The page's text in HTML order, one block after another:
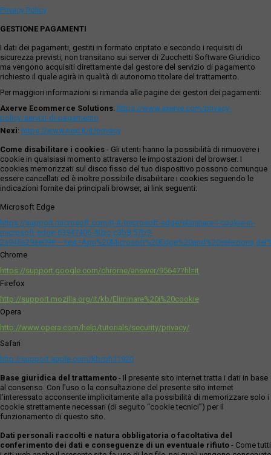
Privacy Policy
GESTIONE PAGAMENTI
I dati dei pagamenti, gestiti in formato criptato e secondo i requisiti di
sicurezza previsti, non transitano sui server di Zucchetti Software Giuridico
ma vengono acquisiti direttamente dal gestore del servizio di pagamento
richiesto il quale agirà in qualità di autonomo titolare del trattamento.
Per maggiori informazioni si rimanda alle pagine dei gestori dei pagamenti:
Axerve Ecommerce Solutions: https://www.axerve.com/privacy-
policy/servizi-di-pagamento
Nexi: https://www.nexi.it/it/privacy
Come disabilitare i cookies - Gli utenti hanno la possibilità di rimuovere i
cookie in qualsiasi momento attraverso le impostazioni del browser. I
cookies memorizzati sul disco fisso del tuo dispositivo possono comunque
essere cancellati ed è inoltre possibile disabilitare i cookies seguendo le
indicazioni fornite dai principali browser, ai link seguenti:
Microsoft Edge
https://support.microsoft.com/it-it/microsoft-edge/eliminare-i-cookie-in-
microsoft-edge-63947406-40ac-c3b8-57b9-
Chrome
https://support.google.com/chrome/answer/95647?hl=it
Firefox
http://support.mozilla.org/it/kb/Eliminare%20i%20cookie
Opera
http://www.opera.com/help/tutorials/security/privacy/
Safari
http://support.apple.com/kb/ph11920
Base giuridica del trattamento - Il presente sito internet tratta i dati in base
al consenso. Con l'uso o la consultazione del presente sito internet
l’interessato acconsente implicitamente alla possibilità di memorizzare solo i
cookie strettamente necessari (di seguito “cookie tecnici”) per il
funzionamento di questo sito.
Dati personali raccolti e natura obbligatoria o facoltativa del
conferimento dei dati e conseguenze di un eventuale rifiuto - Come tutti